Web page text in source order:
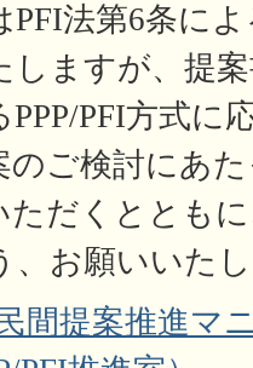
PFI法第6条に
しますが、提
PFI方式に
のご検討にあ
ただくととも
、お願いいた
間提案推進マ